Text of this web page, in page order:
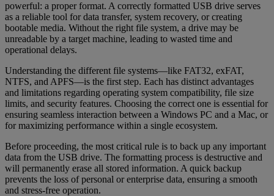
powerful: a proper format. A correctly formatted USB drive serves
as a reliable tool for data transfer, system recovery, or creating
bootable media. Without the right file system, a drive may be
unreadable by a target machine, leading to wasted time and
operational delays.
Understanding the different file systems—like FAT32, exFAT,
NTFS, and APFS—is the first step. Each has distinct advantages
and limitations regarding operating system compatibility, file size
limits, and security features. Choosing the correct one is essential for
ensuring seamless interaction between a Windows PC and a Mac, or
for maximizing performance within a single ecosystem.
Before proceeding, the most critical rule is to back up any important
data from the USB drive. The formatting process is destructive and
will permanently erase all stored information. A quick backup
prevents the loss of personal or enterprise data, ensuring a smooth
and stress-free operation.